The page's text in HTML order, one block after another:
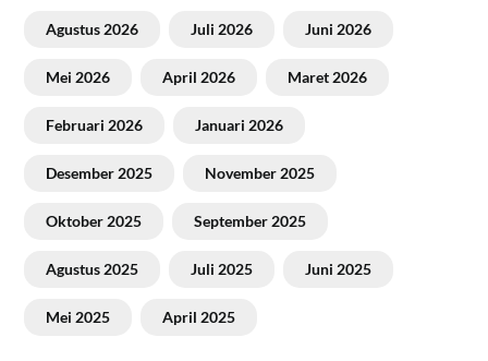
Agustus 2026 Juli 2026 Juni 2026
Mei 2026 April 2026 Maret 2026
Februari 2026 Januari 2026
Desember 2025 November 2025
Oktober 2025 September 2025
Agustus 2025 Juli 2025 Juni 2025
Mei 2025 April 2025